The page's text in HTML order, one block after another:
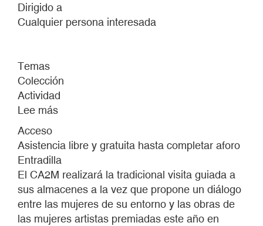
Dirigido a
Cualquier persona interesada
Temas
Colección
Actividad
Lee más
Internacional
los
2019
Acceso
Asistencia libre y gratuita hasta completar aforo
Entradilla
El CA2M realizará la tradicional visita guiada a
sus almacenes a la vez que propone un diálogo
entre las mujeres de su entorno y las obras de
las mujeres artistas premiadas este año en